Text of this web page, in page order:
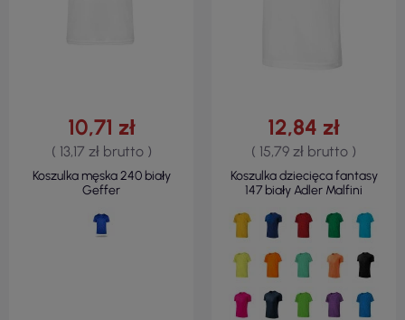
10,71 zł
( 13,17 zł brutto )
Koszulka męska 240 biały
Geffer
12,84 zł
( 15,79 zł brutto )
Koszulka dziecięca fantasy
147 biały Adler Malfini